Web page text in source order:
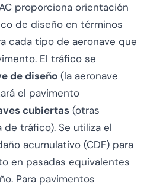
proporciona orientación
de diseño en términos
cada tipo de aeronave que
El tráfico se
de diseño (la aeronave
el pavimento
cubiertas (otras
de tráfico). Se utiliza el
acumulativo (CDF) para
en pasadas equivalentes
Para pavimentos